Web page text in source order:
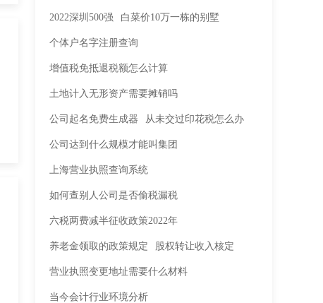
2022深圳500强 白菜价10万一栋的别墅
个体户名字注册查询
增值税免抵退税额怎么计算
土地计入无形资产需要摊销吗
公司起名免费生成器 从未交过印花税怎么办
公司达到什么规模才能叫集团
上海营业执照查询系统
如何查别人公司是否偷税漏税
六税两费减半征收政策2022年
养老金领取的政策规定 股权转让收入核定
营业执照变更地址需要什么材料
当今会计行业环境分析